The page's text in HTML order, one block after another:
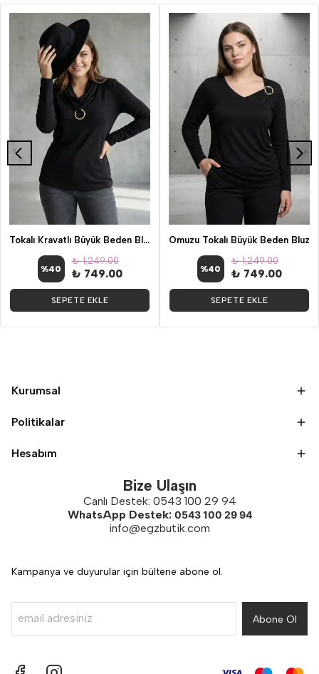
Tokalı Kravatlı Büyük Beden Bluz
%40
₺ 1,249.00
₺ 749.00
SEPETE EKLE
Omuzu Tokalı Büyük Beden Bluz
%40
₺ 1,249.00
₺ 749.00
SEPETE EKLE
Kurumsal
Politikalar
Hesabım
Bize Ulaşın
Canlı Destek: 0543 100 29 94
WhatsApp Destek: 0543 100 29 94
info@egzbutik.com
Kampanya ve duyurular için bültene abone ol.
Abone Ol